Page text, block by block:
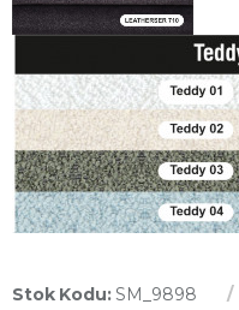
Stok Kodu:SM_9898